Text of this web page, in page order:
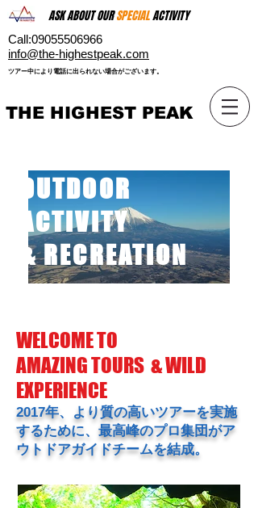
ASK ABOUT OURSPECIALACTIVITY
Call:09055506966
​info@the-highestpeak.com
​ツアー中により電話に出られない場合がございます。​
THE HIGHEST PEAK
OUTDOOR
ACTIVITY
& RECREATION
WELCOME TO
AMAZING TOURS & WILD
EXPERIENCE
2017年、より質の高いツアーを実施
するために、最高峰のプロ集団がア
ウトドアガイドチームを結成。